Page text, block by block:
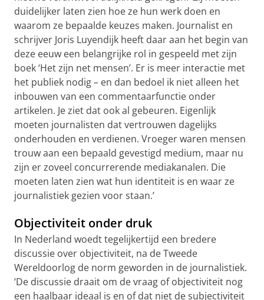
duidelijker laten zien hoe ze hun werk doen en
waarom ze bepaalde keuzes maken. Journalist en
schrijver Joris Luyendijk heeft daar aan het begin van
deze eeuw een belangrijke rol in gespeeld met zijn
boek ‘Het zijn net mensen’. Er is meer interactie met
het publiek nodig – en dan bedoel ik niet alleen het
inbouwen van een commentaarfunctie onder
artikelen. Je ziet dat ook al gebeuren. Eigenlijk
moeten journalisten dat vertrouwen dagelijks
onderhouden en verdienen. Vroeger waren mensen
trouw aan een bepaald gevestigd medium, maar nu
zijn er zoveel concurrerende mediakanalen. Die
moeten laten zien wat hun identiteit is en waar ze
journalistiek gezien voor staan.’
Objectiviteit onder druk
In Nederland woedt tegelijkertijd een bredere
discussie over objectiviteit, na de Tweede
Wereldoorlog de norm geworden in de journalistiek.
‘De discussie draait om de vraag of objectiviteit nog
een haalbaar ideaal is en of dat niet de subjectiviteit